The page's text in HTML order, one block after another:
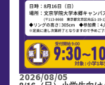
2026/08/05